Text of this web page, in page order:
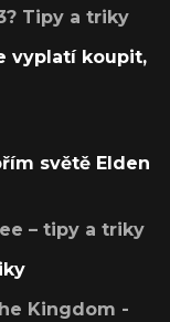
Tipy a triky
vyplatí koupit,
světě Elden
– tipy a triky
Kingdom -